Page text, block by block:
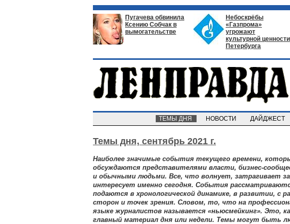
Пугачева обвинила
Ксению Собчак в
вымогательстве
Небоскрёбы
«Газпрома»
угрожают
культурной ценности
Петербурга
ТЕМЫ ДНЯ НОВОСТИ ДАЙДЖЕСТ
Темы дня, сентябрь 2021 г.
Наиболее значимые события текущего времени,
обсуждаются представителями власти, бизнес-
и обычными людьми. Все, что волнует, затрагивает
интересует именно сегодня. События
подаются в хронологической динамике, в развитии, с
сторон и точек зрения. Словом, то, что на
языке журналистов называется «ньюсмейкинг». Это,
главный материал дня или недели. Темы могут быть